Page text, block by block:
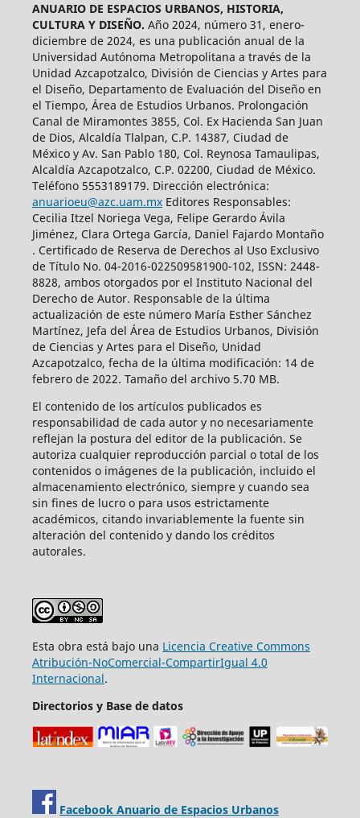
ANUARIO DE ESPACIOS URBANOS, HISTORIA,
CULTURA Y DISEÑO. Año 2024, número 31, enero-
diciembre de 2024, es una publicación anual de la
Universidad Autónoma Metropolitana a través de la
Unidad Azcapotzalco, División de Ciencias y Artes para
el Diseño, Departamento de Evaluación del Diseño en
el Tiempo, Área de Estudios Urbanos. Prolongación
Canal de Miramontes 3855, Col. Ex Hacienda San Juan
de Dios, Alcaldía Tlalpan, C.P. 14387, Ciudad de
México y Av. San Pablo 180, Col. Reynosa Tamaulipas,
Alcaldía Azcapotzalco, C.P. 02200, Ciudad de México.
Teléfono 5553189179. Dirección electrónica:
anuarioeu@azc.uam.mxEditores Responsables:
Cecilia Itzel Noriega Vega, Felipe Gerardo Ávila
Jiménez, Clara Ortega García, Daniel Fajardo Montaño
. Certificado de Reserva de Derechos al Uso Exclusivo
de Título No. 04-2016-022509581900-102, ISSN: 2448-
8828, ambos otorgados por el Instituto Nacional del
Derecho de Autor. Responsable de la última
actualización de este número María Esther Sánchez
Martínez, Jefa del Área de Estudios Urbanos, División
de Ciencias y Artes para el Diseño, Unidad
Azcapotzalco, fecha de la última modificación: 14 de
febrero de 2022. Tamaño del archivo 5.70 MB.
El contenido de los artículos publicados es
responsabilidad de cada autor y no necesariamente
reflejan la postura del editor de la publicación. Se
autoriza cualquier reproducción parcial o total de los
contenidos o imágenes de la publicación, incluido el
almacenamiento electrónico, siempre y cuando sea
sin fines de lucro o para usos estrictamente
académicos, citando invariablemente la fuente sin
alteración del contenido y dando los créditos
autorales.
Esta obra está bajo una Licencia Creative Commons
Atribución-NoComercial-CompartirIgual 4.0
Internacional.
Directorios y Base de datos
Facebook Anuario de Espacios Urbanos